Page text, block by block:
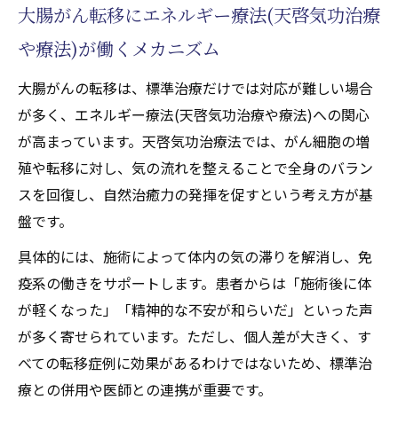
大腸がん転移にエネルギー療法(天啓気功治療
や療法)が働くメカニズム
大腸がんの転移は、標準治療だけでは対応が難しい場合
が多く、エネルギー療法(天啓気功治療や療法)への関心
が高まっています。天啓気功治療法では、がん細胞の増
殖や転移に対し、気の流れを整えることで全身のバラン
スを回復し、自然治癒力の発揮を促すという考え方が基
盤です。
具体的には、施術によって体内の気の滞りを解消し、免
疫系の働きをサポートします。患者からは「施術後に体
が軽くなった」「精神的な不安が和らいだ」といった声
が多く寄せられています。ただし、個人差が大きく、す
べての転移症例に効果があるわけではないため、標準治
療との併用や医師との連携が重要です。